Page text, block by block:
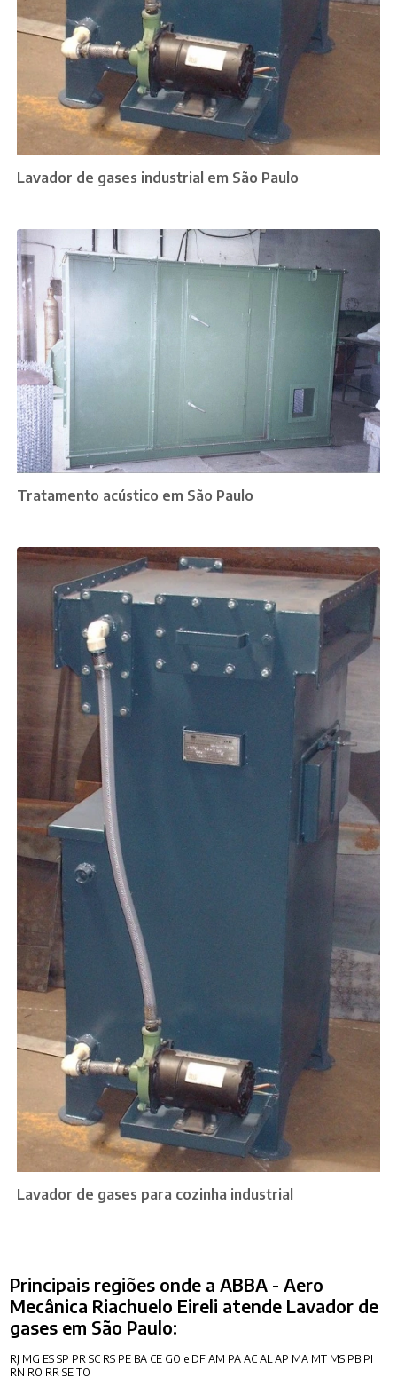
Lavador de gases industrial em São Paulo
Tratamento acústico em São Paulo
Lavador de gases para cozinha industrial
Principais regiões onde a ABBA - Aero
Mecânica Riachuelo Eireli atende Lavador de
gases em São Paulo:
RJ MG ES SP PR SC RS PE BA CE GO e DF AM PA AC AL AP MA MT MS PB PI
RN RO RR SE TO